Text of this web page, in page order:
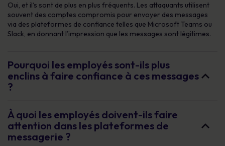
Oui, et il‘s sont de plus en plus fréquents. Les attaquants utilisent
souvent des comptes compromis pour envoyer des messages
via des plateformes de confiance telles que Microsoft Teams ou
Slack, en donnant l’impression que les messages sont légitimes.
Pourquoi les employés sont-ils plus
enclins à faire confiance à ces messages
?
À quoi les employés doivent-ils faire
attention dans les plateformes de
messagerie ?